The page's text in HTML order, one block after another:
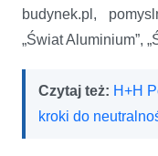
budynek.pl,
„Świat Aluminium”,
Czytaj też: H+H
kroki do